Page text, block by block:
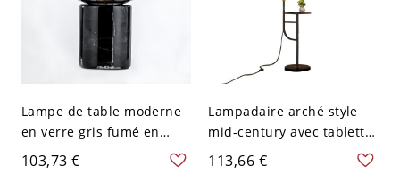
Lampe de table moderne
en verre gris fumé en
forme d'urne avec une
seule ampoule de 8" de
103,73 €
Lampadaire arché style
mid-century avec tablette
intégrée, base en marbre
lestée - 110 V-120 V Noir
113,66 €